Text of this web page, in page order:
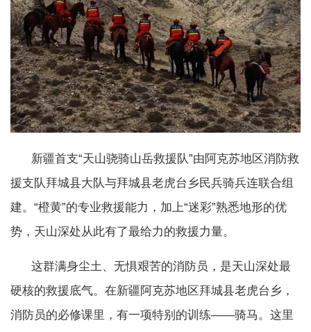
新疆首支“天山骁骑山岳救援队”由阿克苏地区消防救
援支队拜城县大队与拜城县老虎台乡民兵骑兵连联合组
建。“橙黄”的专业救援能力，加上“迷彩”熟悉地形的优
势，天山深处从此有了最给力的救援力量。
这群满身尘土、无惧艰苦的消防员，是天山深处最
硬核的救援底气。在新疆阿克苏地区拜城县老虎台乡，
消防员的必修课里，有一项特别的训练——骑马。这里